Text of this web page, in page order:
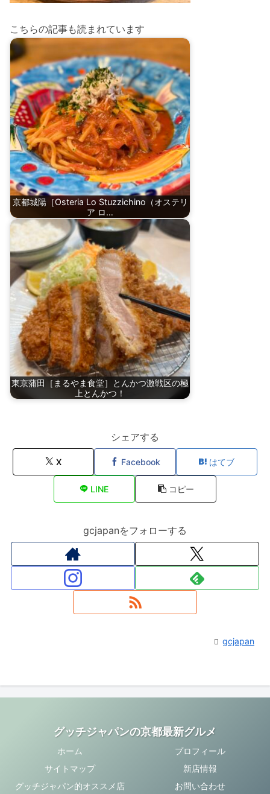
こちらの記事も読まれています
京都城陽［Osteria Lo Stuzzichino（オステリ
ア ロ…
東京蒲田［まるやま食堂］とんかつ激戦区の極
上とんかつ！
シェアする
X Facebook はてブ
LINE コピー
gcjapanをフォローする
gcjapan
グッチジャパンの京都最新グルメ
ホーム
プロフィール
サイトマップ
新店情報
グッチジャパン的オススメ店
お問い合わせ